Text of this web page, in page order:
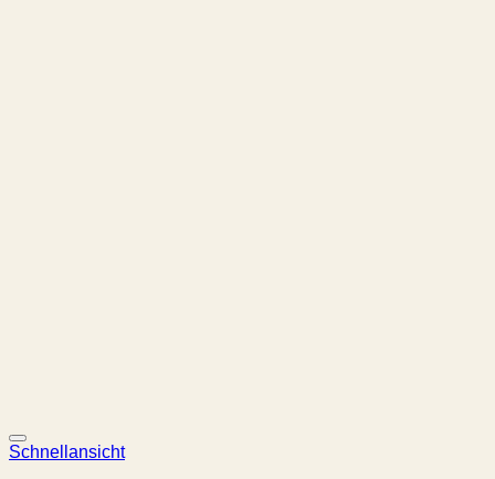
Schnellansicht